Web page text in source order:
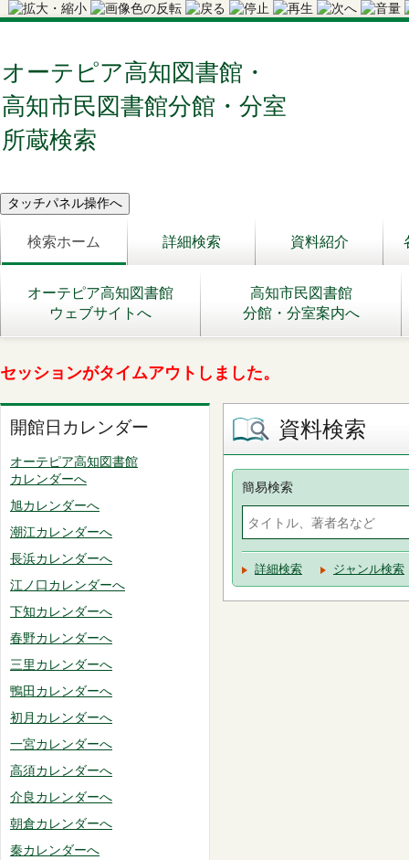
オーテピア高知図書館・
高知市民図書館分館・分室
所蔵検索
検索ホーム 詳細検索 資料紹介
オーテピア高知図書館
ウェブサイトへ
高知市民図書館
分館・分室案内へ
セッションがタイムアウトしました。
開館日カレンダー
オーテピア高知図書館
カレンダーへ
旭カレンダーへ
潮江カレンダーへ
長浜カレンダーへ
江ノ口カレンダーへ
下知カレンダーへ
春野カレンダーへ
三里カレンダーへ
鴨田カレンダーへ
初月カレンダーへ
一宮カレンダーへ
高須カレンダーへ
介良カレンダーへ
朝倉カレンダーへ
秦カレンダーへ
資料検索
簡易検索
詳細検索 ジャンル検索